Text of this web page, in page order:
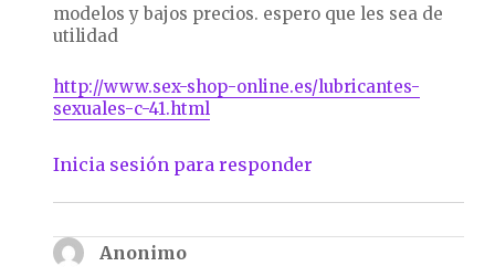
modelos y bajos precios. espero que les sea de
utilidad
http://www.sex-shop-online.es/lubricantes-
sexuales-c-41.html
Inicia sesión para responder
Anonimodice: